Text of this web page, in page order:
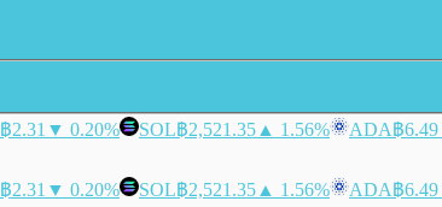
฿2.31 ▼ 0.20% SOL฿2,521.35 ▲ 1.56% ADA฿6.49
฿2.31 ▼ 0.20% SOL฿2,521.35 ▲ 1.56% ADA฿6.49